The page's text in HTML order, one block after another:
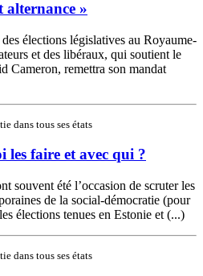
alternance »
élections législatives au Royaume-
et des libéraux, qui soutient le
Cameron, remettra son mandat
dans tous ses états
les faire et avec qui ?
souvent été l’occasion de scruter les
de la social-démocratie (pour
élections tenues en Estonie et (...)
dans tous ses états